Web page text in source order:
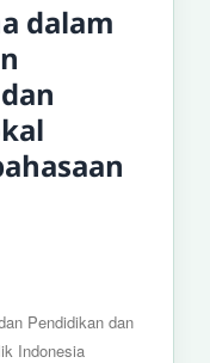
dalam
Pendidikan dan
Indonesia